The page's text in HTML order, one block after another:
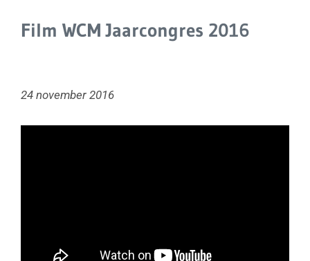
Film WCM Jaarcongres 2016
24 november 2016